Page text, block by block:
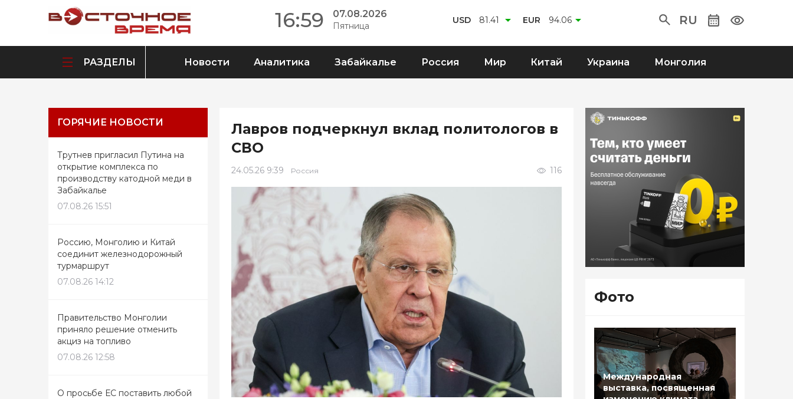
16:59 07.08.2026
Пятница
USD 81.41 EUR 94.06 RU
РАЗДЕЛЫ Новости Аналитика Забайкалье Россия Мир Китай Украина Монголия
ГОРЯЧИЕ НОВОСТИ
Трутнев пригласил Путина на
открытие комплекса по
производству катодной меди в
Забайкалье
07.08.26 15:51
Россию, Монголию и Китай
соединит железнодорожный
турмаршрут
07.08.26 14:12
Правительство Монголии
приняло решение отменить
акциз на топливо
07.08.26 12:58
О просьбе ЕС поставить любой
Лавров подчеркнул вклад политологов в
СВО
24.05.26 9:39 Россия 116
Фото
Международная
выставка, посвященная